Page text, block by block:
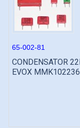
65-002-81
CONDENSATOR
EVOX